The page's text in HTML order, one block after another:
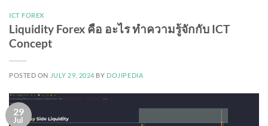
ICT FOREX
Liquidity Forex คือ อะไร ทำความรู้จักกับ ICT
Concept
POSTED ON JULY 29, 2024 BY DOJIPEDIA
29
Jul